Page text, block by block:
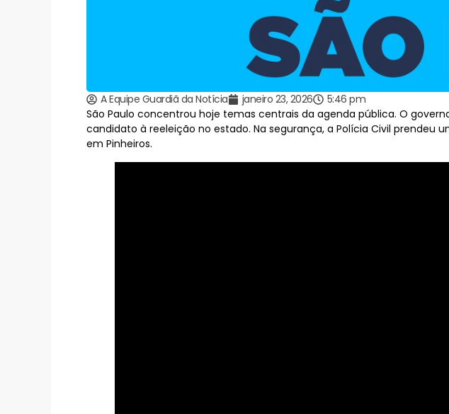
A Equipe Guardiã da Notícia janeiro 23, 2026
5:46 pm
São Paulo concentrou hoje temas centrais da agenda pública. O
candidato à reeleição no estado. Na segurança, a Polícia Civil
em Pinheiros.